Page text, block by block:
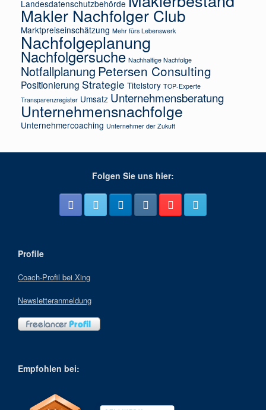
Landesdatenschutzbehörde
Makler Nachfolger Club
Marktpreiseinschätzung Mehr fürs Lebenswerk
Nachfolgeplanung
Nachfolgersuche Nachhaltige Nachfolge
Notfallplanung Petersen Consulting
Positionierung Strategie Titelstory TOP-Experte
Transparenzregister Umsatz Unternehmensberatung
Unternehmensnachfolge
Unternehmercoaching Unternehmer der Zukuft
Folgen Sie uns hier:
Profile
Coach-Profil bei Xing
Newsletteranmeldung
Empfohlen bei: